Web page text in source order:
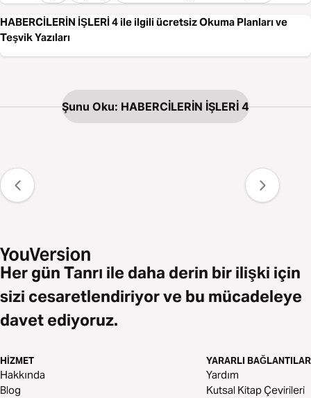
HABERCİLERİN İŞLERİ 4 ile ilgili ücretsiz Okuma Planları ve
Teşvik Yazıları
Şunu Oku: HABERCİLERİN İŞLERİ 4
Her gün Tanrı ile daha derin bir ilişki için
sizi cesaretlendiriyor ve bu mücadeleye
davet ediyoruz.
HIZMET
Hakkında
Blog
YARARLI BAĞLANTILAR
Yardım
Kutsal Kitap Çevirileri